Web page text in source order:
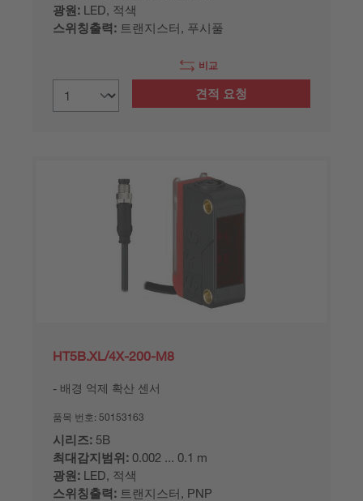
광원: LED, 적색
스위칭출력: 트랜지스터, 푸시풀
비교
견적 요청
HT5B.XL/4X-200-M8
배경 억제 확산 센서
품목 번호: 50153163
시리즈: 5B
최대감지범위: 0.002 ... 0.1 m
광원: LED, 적색
스위칭출력: 트랜지스터, PNP